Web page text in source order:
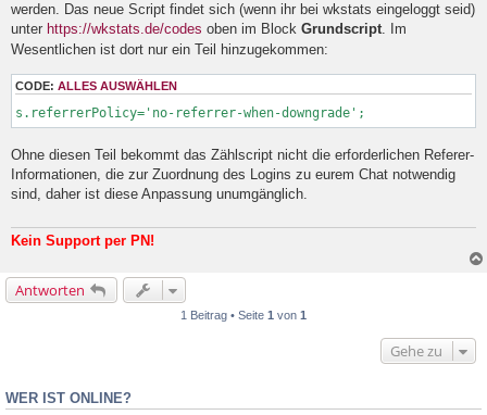
e
r
B
i
t
a
werden. Das neue Script findet sich (wenn ihr bei wkstats eingeloggt seid)
unter https://wkstats.de/codes oben im Block Grundscript. Im
Wesentlichen ist dort nur ein Teil hinzugekommen:
CODE: ALLES AUSWÄHLEN
s.referrerPolicy='no-referrer-when-downgrade';
Ohne diesen Teil bekommt das Zählscript nicht die erforderlichen Referer-
Informationen, die zur Zuordnung des Logins zu eurem Chat notwendig
sind, daher ist diese Anpassung unumgänglich.
Kein Support per PN!
Antworten
1 Beitrag • Seite 1 von 1
Gehe zu
WER IST ONLINE?